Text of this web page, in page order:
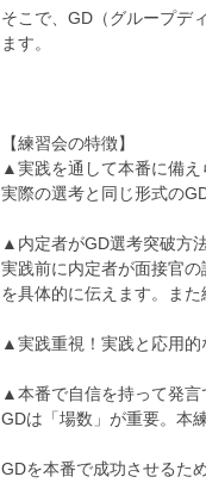
そこで、GD（グループデ
ます。
【練習会の特徴】
▲実践を通して本番に備え
実際の選考と同じ形式の
▲内定者がGD選考突破方
実践前に内定者が面接官
を具体的に伝えます。また
▲実践重視！実践と応用的
▲本番で自信を持って発言
GDは「場数」が重要。本
GDを本番で成功させるた